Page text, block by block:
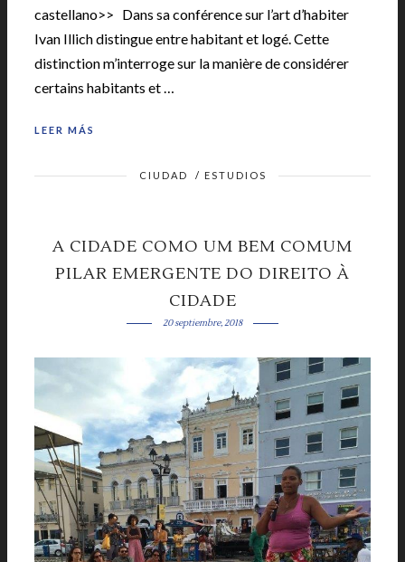
castellano>> Dans sa conférence sur l’art d’habiter
Ivan Illich distingue entre habitant et logé. Cette
distinction m’interroge sur la manière de considérer
certains habitants et …
LEER MÁS
CIUDAD / ESTUDIOS
A CIDADE COMO UM BEM COMUM
PILAR EMERGENTE DO DIREITO À
CIDADE
20 septiembre, 2018